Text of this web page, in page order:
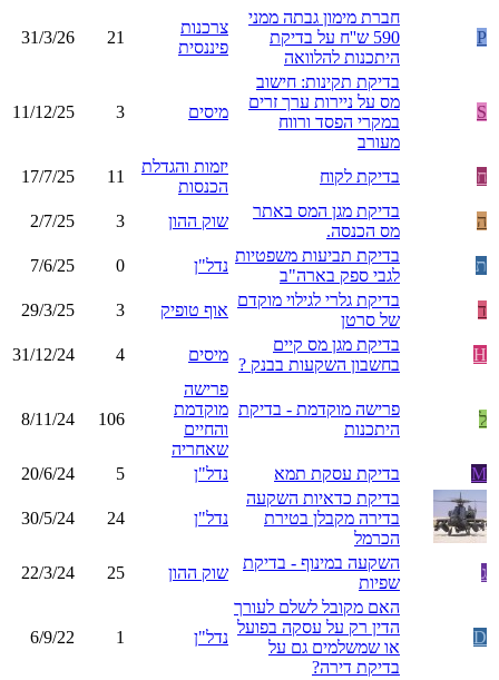
P
חברת מימון גבתה ממני
590 ש''ח על בדיקת
היתכנות להלוואה
צרכנות
פיננסית
21
31/3/26
S
בדיקת תקינות: חישוב
מס על ניירות ערך זרים
במקרי הפסד ורווח
מעורב
מיסים 3
11/12/25
ח בדיקת לקוח
יזמות והגדלת
הכנסות
11
17/7/25
ה
בדיקת מגן המס באתר
מס הכנסה.
שוק ההון 3
2/7/25
ת
בדיקת תביעות משפטיות
לגבי ספק בארה"ב
נדל"ן 0
7/6/25
ד
בדיקת גלרי לגילוי מוקדם
של סרטן
אוף טופיק 3
29/3/25
H
בדיקת מגן מס קיים
בחשבון השקעות בבנק ?
מיסים 4
31/12/24
ל
פרישה מוקדמת - בדיקת
היתכנות
פרישה
מוקדמת
והחיים
שאחריה
106
8/11/24
M בדיקת עסקת תמא נדל"ן 5
20/6/24
בדיקת כדאיות השקעה
בדירה מקבלן בטירת
הכרמל
נדל"ן 24
30/5/24
ג
השקעה במינוף - בדיקת
שפיות
שוק ההון 25
22/3/24
D
האם מקובל לשלם לעורך
הדין רק על עסקה בפועל
או שמשלמים גם על
בדיקת דירה?
נדל"ן 1
6/9/22